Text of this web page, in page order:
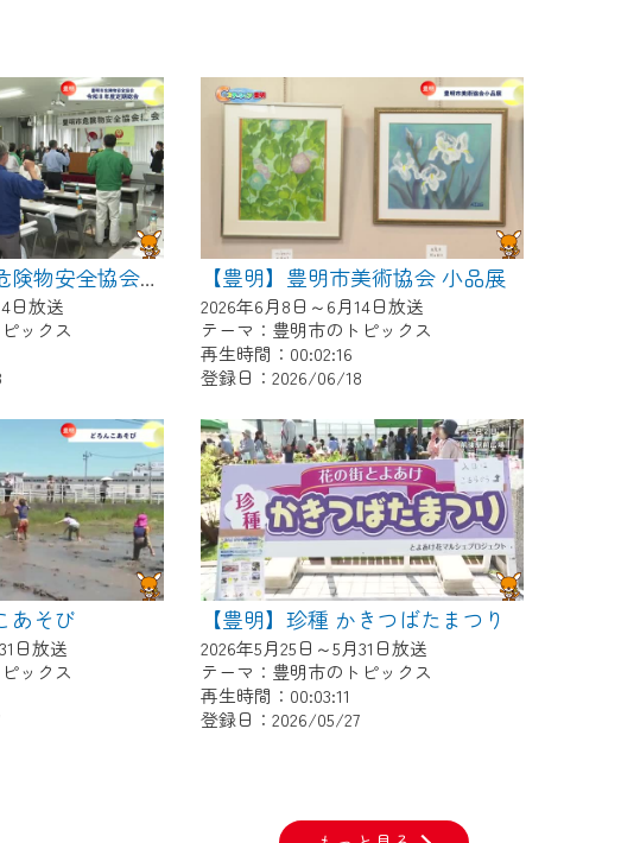
【豊明】豊明市危険物安全協会 令和８年度定期総会
日放送
ックス
【豊明】豊明市美術協会 小品展
2026年6月8日～6月14日放送
テーマ：豊明市のトピックス
再生時間：00:02:16
登録日：2026/06/18
あそび
日放送
ックス
【豊明】珍種 かきつばたまつり
2026年5月25日～5月31日放送
テーマ：豊明市のトピックス
再生時間：00:03:11
登録日：2026/05/27